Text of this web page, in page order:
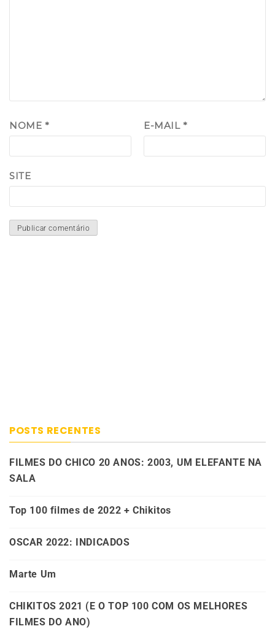
NOME * E-MAIL*
SITE
POSTS RECENTES
FILMES DO CHICO 20 ANOS: 2003, UM ELEFANTE NA
SALA
Top 100 filmes de 2022 + Chikitos
OSCAR 2022: INDICADOS
Marte Um
CHIKITOS 2021 (E O TOP 100 COM OS MELHORES
FILMES DO ANO)